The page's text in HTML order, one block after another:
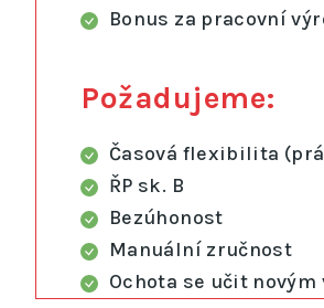
Bonus za pracovní
Požadujeme:
Časová flexibilita
ŘP sk. B
Bezúhonost
Manuální zručnost
Ochota se učit novým